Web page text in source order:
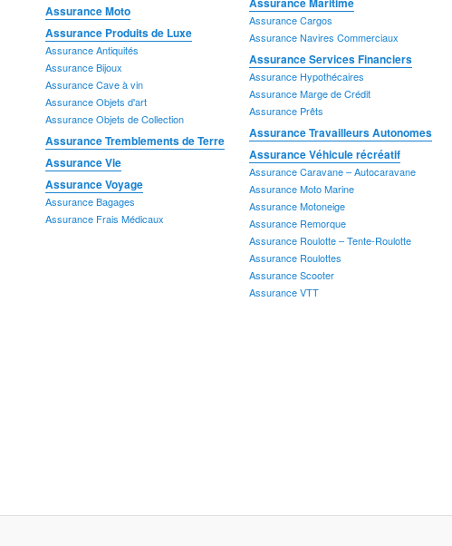
Assurance Cargos
Assurance Navires Commerciaux
Assurance Travailleurs Autonomes Assurance Tremblements de Terre
Assurance Voyage
Assurance Bagages
Assurance Cargos
Assurance Navires Commerciaux
Assurance Moto
Assurance Produits de Luxe
Assurance Antiquités
Assurance Bijoux
Assurance Cave à vin
Assurance Objets d'art
Assurance Objets de Collection
Assurance Services Financiers
Assurance Hypothécaires
Assurance Marge de Crédit
Assurance Prêts
Assurance Travailleurs Autonomes
Assurance Tremblements de Terre
Assurance Véhicule récréatif
Assurance Caravane – Autocaravane
Assurance Moto Marine
Assurance Motoneige
Assurance Remorque
Assurance Roulotte – Tente-Roulotte
Assurance Roulottes
Assurance Scooter
Assurance VTT
Assurance Vie
Assurance Voyage
Assurance Bagages
Assurance Frais Médicaux